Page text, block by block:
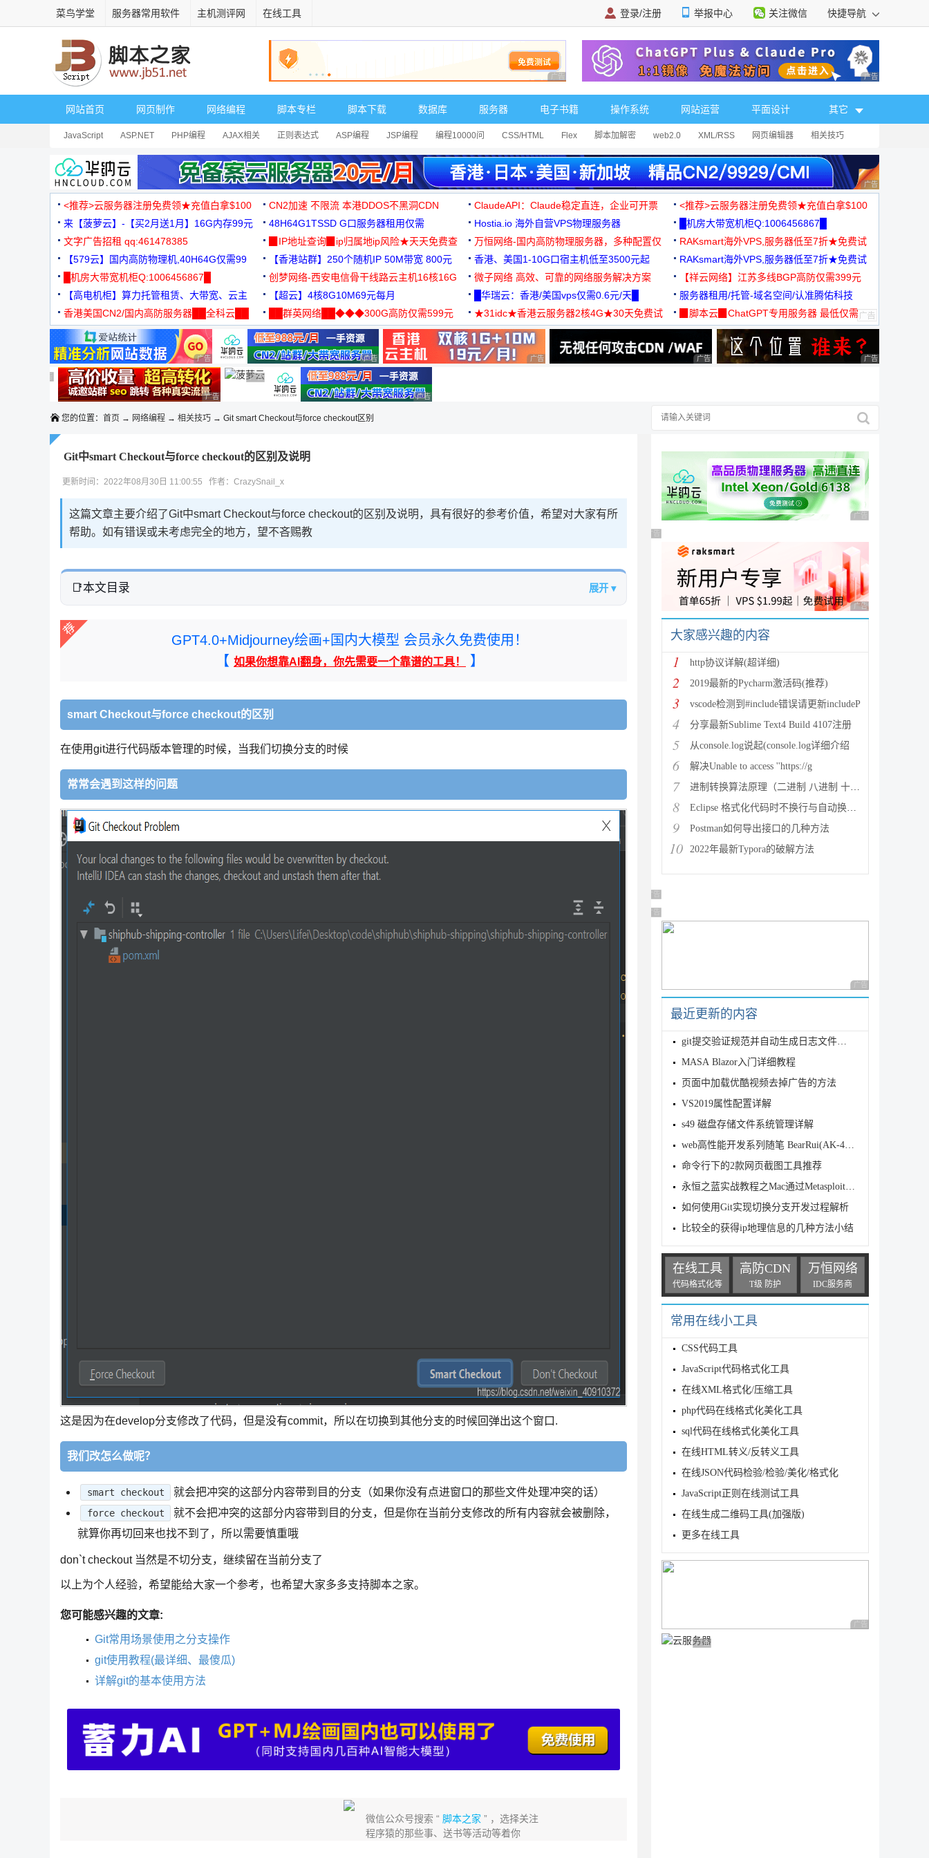
菜鸟学堂 服务器常用软件 主机测评网 在线工具 登录/注册 举报中心 关注微信 快捷导航
广告 商业广告，理性选择 广告 商业广告，理
网站首页 网页制作 网络编程 脚本专栏 脚本下载 数据库 服务器 电子书籍 操作系统 网站运营 平面设计 其它
JavaScript ASP.NET PHP编程 AJAX相关 正则表达式 ASP编程 JSP编程 编程10000问 CSS/HTML Flex 脚本加解密 web2.0 XML/RSS 网页编辑器 相关技巧
安全相关 网页播放器 其它综合 Dart
广告 商业广告，理
<推荐>云服务器注册免费领★充值白拿$100 CN2加速 不限流 本港DDOS不黑洞CDN ClaudeAPI：Claude稳定直连，企业可开票
<推荐>云服务器注册免费领★充值白拿$100
来【菠萝云】-【买2月送1月】16G内存99元
48H64G1TSSD G口服务器租用仅需
3000+可免费测试
Hostia.io 海外自营VPS物理服务器
█机房大带宽机柜Q:1006456867█
文字广告招租 qq:461478385
▉IP地址查询▉ip归属地ip风险★天天免费查
万恒网络-国内高防物理服务器，多种配置仅
99元/月起
RAKsmart海外VPS,服务器低至7折★免费试
用★
【579云】国内高防物理机,40H64G仅需99
元
【香港站群】250个随机IP 50M带宽 800元 香港、美国1-10G口宿主机低至3500元起
RAKsmart海外VPS,服务器低至7折★免费试
用★
█机房大带宽机柜Q:1006456867█
创梦网络-西安电信骨干线路云主机16核16G
88元/月
微子网络 高效、可靠的网络服务解决方案
【祥云网络】江苏多线BGP高防仅需399元
【高电机柜】算力托管租赁、大带宽、云主
机
【超云】4核8G10M69元每月 █华瑞云：香港/美国vps仅需0.6元/天█
服务器租用/托管-域名空间/认准腾佑科技
香港美国CN2/国内高防服务器██全科云██
██群英网络██◆◆◆300G高防仅需599元
◆◆◆
★31idc★香港云服务器2核4G★30天免费试
用◆
▉脚本云▉ChatGPT专用服务器 最低仅需
19元/月
广告 商业广告，理性选择 广告 商业广告，理性选择 广告 商业广告，理性选择 广告 商业广告，理性选择 广告 商业广告，理
广告 商业广告，理性选择
广告 商业广告，理性选择
广告 商业广告，理性选择
广告 商业广告，理性选择
广告 商业广告，理性选择
您的位置： 首页 → 网络编程 → 相关技巧 → Git smart Checkout与force checkout区别
Git中smart Checkout与force checkout的区别及说明
更新时间：2022年08月30日 11:00:55 作者：CrazySnail_x
这篇文章主要介绍了Git中smart Checkout与force checkout的区别及说明，具有很好的参考价值，希望对大家有所
帮助。如有错误或未考虑完全的地方，望不吝赐教
本文目录 展开 ▾
GPT4.0+Midjourney绘画+国内大模型 会员永久免费使用！
【 如果你想靠AI翻身，你先需要一个靠谱的工具！ 】
smart Checkout与force checkout的区别
在使用git进行代码版本管理的时候，当我们切换分支的时候
常常会遇到这样的问题
这是因为在develop分支修改了代码，但是没有commit，所以在切换到其他分支的时候回弹出这个窗口.
我们改怎么做呢？
smart checkout 就会把冲突的这部分内容带到目的分支（如果你没有点进窗口的那些文件处理冲突的话）
force checkout
就不会把冲突的这部分内容带到目的分支，但是你在当前分支修改的所有内容就会被删除，
就算你再切回来也找不到了，所以需要慎重哦
don`t checkout 当然是不切分支，继续留在当前分支了
以上为个人经验，希望能给大家一个参考，也希望大家多多支持脚本之家。
您可能感兴趣的文章:
Git常用场景使用之分支操作
git使用教程(最详细、最傻瓜)
详解git的基本使用方法
微信公众号搜索 “ 脚本之家 ” ，选择关注
程序猿的那些事、送书等活动等着你
广告 商业广告，理性
广告 商业广告，理性选择
广告 商业广告，理性
大家感兴趣的内容
1 http协议详解(超详细)
2 2019最新的Pycharm激活码(推荐)
3 vscode检测到#include错误请更新includeP
4 分享最新Sublime Text4 Build 4107注册
5 从console.log说起(console.log详细介绍
6 解决Unable to access ''https://g
7 进制转换算法原理（二进制 八进制 十进制 十六进制）
8 Eclipse 格式化代码时不换行与自动换行的实现方法
9 Postman如何导出接口的几种方法
10 2022年最新Typora的破解方法
广告 商业广告，理性选择
广告 商业广告，理性选择
广告 商业广告，理性
最近更新的内容
git提交验证规范并自动生成日志文件的方法
MASA Blazor入门详细教程
页面中加载优酷视频去掉广告的方法
VS2019属性配置详解
s49 磁盘存储文件系统管理详解
web高性能开发系列随笔 BearRui(AK-47)版
命令行下的2款网页截图工具推荐
永恒之蓝实战教程之Mac通过Metasploit攻击Server2008的详
如何使用Git实现切换分支开发过程解析
比较全的获得ip地理信息的几种方法小结
在线工具
代码格式化等
高防CDN
T级 防护
万恒网络
IDC服务商
常用在线小工具
CSS代码工具
JavaScript代码格式化工具
在线XML格式化/压缩工具
php代码在线格式化美化工具
sql代码在线格式化美化工具
在线HTML转义/反转义工具
在线JSON代码检验/检验/美化/格式化
JavaScript正则在线测试工具
在线生成二维码工具(加强版)
更多在线工具
广告 商业广告，理性
广告 商业广告，理性选择